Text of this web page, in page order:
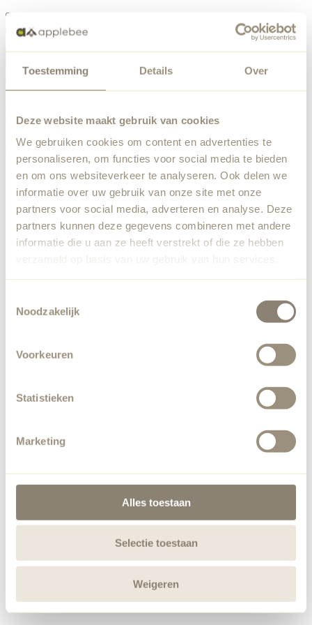
Toestemming Details Over
Deze website maakt gebruik van cookies
We gebruiken cookies om content en advertenties te
personaliseren, om functies voor social media te bieden
en om ons websiteverkeer te analyseren. Ook delen we
informatie over uw gebruik van onze site met onze
partners voor social media, adverteren en analyse. Deze
partners kunnen deze gegevens combineren met andere
informatie die u aan ze heeft verstrekt of die ze hebben
verzameld op basis van uw gebruik van hun services.
Noodzakelijk
Voorkeuren
Statistieken
Marketing
Alles toestaan
Selectie toestaan
Weigeren
Etwas ist schiefgelaufen
Team wurde benachrichtigt.
Zurück zur Startseite